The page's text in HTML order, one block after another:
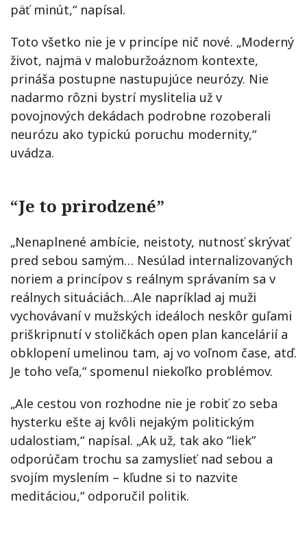
päť minút,“ napísal.
Toto všetko nie je v princípe nič nové. „Moderný
život, najmä v maloburžoáznom kontexte,
prináša postupne nastupujúce neurózy. Nie
nadarmo rôzni bystrí myslitelia už v
povojnových dekádach podrobne rozoberali
neurózu ako typickú poruchu modernity,“
uvádza.
“Je to prirodzené”
„Nenaplnené ambície, neistoty, nutnosť skrývať
pred sebou samým… Nesúlad internalizovaných
noriem a princípov s reálnym správaním sa v
reálnych situáciách…Ale napríklad aj muži
vychovávaní v mužských ideáloch neskôr guľami
priškripnutí v stoličkách open plan kancelárií a
obklopení umelinou tam, aj vo voľnom čase, atď.
Je toho veľa,“ spomenul niekoľko problémov.
„Ale cestou von rozhodne nie je robiť zo seba
hysterku ešte aj kvôli nejakým politickým
udalostiam,“ napísal. „Ak už, tak ako “liek”
odporúčam trochu sa zamyslieť nad sebou a
svojím myslením – kľudne si to nazvite
meditáciou,“ odporučil politik.